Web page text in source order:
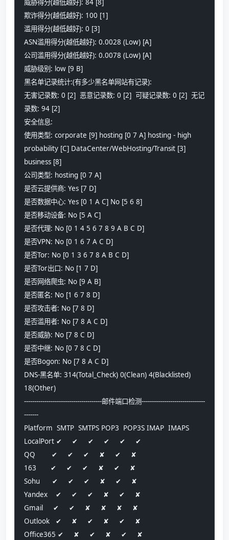
威胁得分(越低越好): 84 [8]
欺诈得分(越低越好): 100 [1]
滥用得分(越低越好): 0 [3]
ASN滥用得分(越低越好): 0.0028 (Low) [A]
公司滥用得分(越低越好): 0.0078 (Low) [A]
威胁级别: low [9 B]
黑名单记录统计:(有多少黑名单网站有记录):
无害记录数: 0 [2]  恶意记录数: 0 [2]  可疑记录数: 0 [2]  无记
录数: 94 [2]
安全信息:
使用类型: corporate [9] hosting [0 7 A] hosting - high
probability [C] DataCenter/WebHosting/Transit [3]
business [8]
公司类型: hosting [0 7 A]
是否云提供商: Yes [7 D]
是否数据中心: Yes [0 1 A C] No [5 6 8]
是否移动设备: No [5 A C]
是否代理: No [0 1 4 5 6 7 8 9 A B C D]
是否VPN: No [0 1 6 7 A C D]
是否Tor: No [0 1 3 6 7 8 A B C D]
是否Tor出口: No [1 7 D]
是否网络爬虫: No [9 A B]
是否匿名: No [1 6 7 8 D]
是否攻击者: No [7 8 D]
是否滥用者: No [7 8 A C D]
是否威胁: No [7 8 C D]
是否中继: No [0 7 8 C D]
是否Bogon: No [7 8 A C D]
DNS-黑名单: 314(Total_Check) 0(Clean) 4(Blacklisted)
18(Other)
--------------------------------------邮件端口检测-------------------------------
-------
Platform  SMTP  SMTPS POP3  POP3S IMAP  IMAPS
LocalPort ✔     ✔     ✔     ✔     ✔     ✔
QQ        ✔     ✔     ✔     ✘     ✔     ✘
163       ✔     ✔     ✔     ✘     ✔     ✘
Sohu      ✔     ✔     ✔     ✘     ✔     ✘
Yandex    ✔     ✔     ✔     ✘     ✔     ✘
Gmail     ✔     ✔     ✘     ✘     ✘     ✘
Outlook   ✔     ✘     ✔     ✘     ✔     ✘
Office365 ✔     ✘     ✔     ✘     ✔     ✘